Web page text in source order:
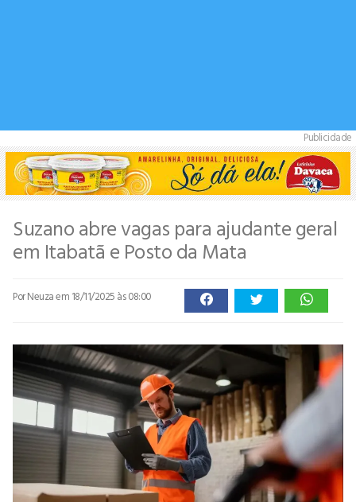
Publicidade
Suzano abre vagas para ajudante geral
em Itabatã e Posto da Mata
Por Neuzaem 18/11/2025 às 08:00